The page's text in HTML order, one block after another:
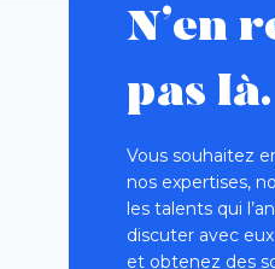
N’en
pas là.
Vous souhaitez
nos expertises,
les talents qui
discuter avec
et obtenez des